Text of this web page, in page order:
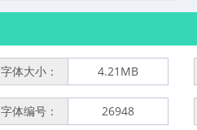
字体大小： 4.21MB
字体编号： 26948